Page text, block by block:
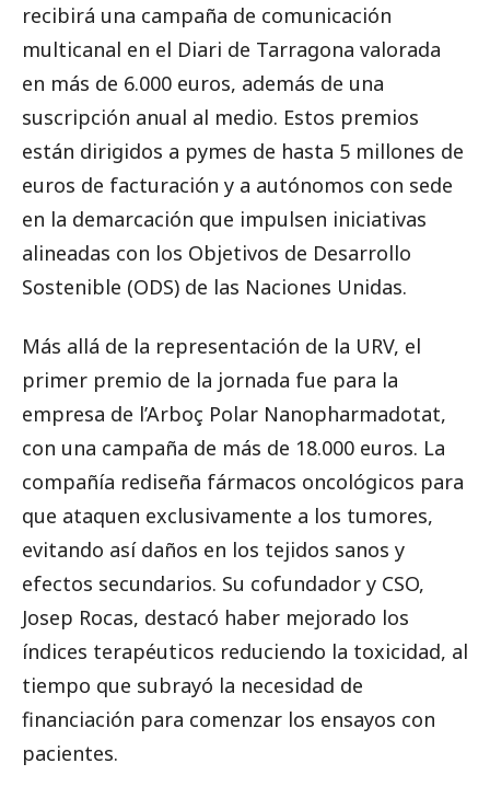
recibirá una campaña de comunicación
multicanal en el Diari de Tarragona valorada
en más de 6.000 euros, además de una
suscripción anual al medio. Estos premios
están dirigidos a pymes de hasta 5 millones de
euros de facturación y a autónomos con sede
en la demarcación que impulsen iniciativas
alineadas con los Objetivos de Desarrollo
Sostenible (ODS) de las Naciones Unidas.
Más allá de la representación de la URV, el
primer premio de la jornada fue para la
empresa de l’Arboç Polar Nanopharmadotat,
con una campaña de más de 18.000 euros. La
compañía rediseña fármacos oncológicos para
que ataquen exclusivamente a los tumores,
evitando así daños en los tejidos sanos y
efectos secundarios. Su cofundador y CSO,
Josep Rocas, destacó haber mejorado los
índices terapéuticos reduciendo la toxicidad, al
tiempo que subrayó la necesidad de
financiación para comenzar los ensayos con
pacientes.